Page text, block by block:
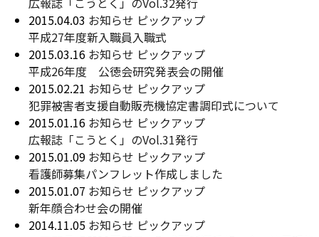
2015.04.03 お知らせ ピックアップ
平成27年度新入職員入職式
2015.03.16 お知らせ ピックアップ
平成26年度 公徳会研究発表会の開催
2015.02.21 お知らせ ピックアップ
犯罪被害者支援自動販売機協定書調印式について
2015.01.16 お知らせ ピックアップ
広報誌「こうとく」のVol.31発行
2015.01.09 お知らせ ピックアップ
看護師募集パンフレット作成しました
2015.01.07 お知らせ ピックアップ
新年顔合わせ会の開催
2014.11.05 お知らせ ピックアップ